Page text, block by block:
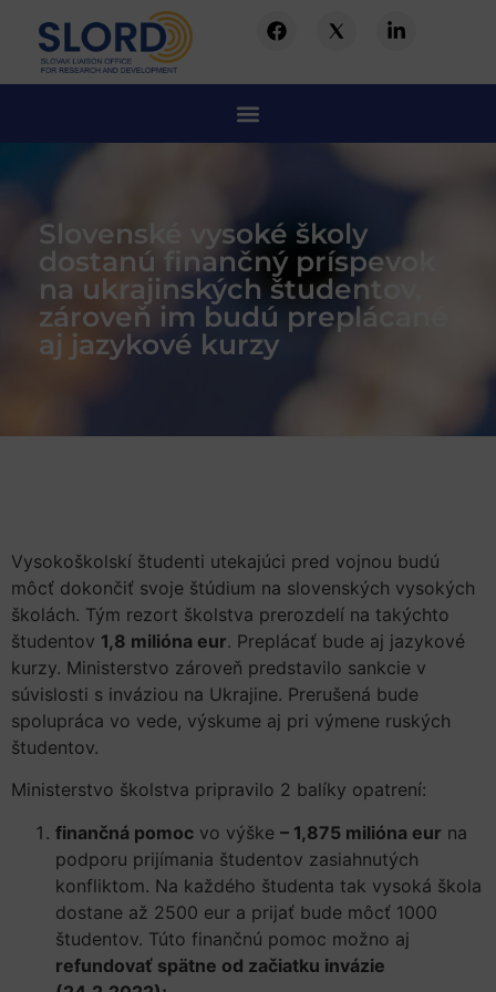
Slovenské vysoké školy
dostanú finančný príspevok
na ukrajinských študentov,
zároveň im budú preplácané
aj jazykové kurzy
Vysokoškolskí študenti utekajúci pred vojnou budú
môcť dokončiť svoje štúdium na slovenských vysokých
školách. Tým rezort školstva prerozdelí na takýchto
študentov 1,8 milióna eur. Preplácať bude aj jazykové
kurzy. Ministerstvo zároveň predstavilo sankcie v
súvislosti s inváziou na Ukrajine. Prerušená bude
spolupráca vo vede, výskume aj pri výmene ruských
študentov.
Ministerstvo školstva pripravilo 2 balíky opatrení:
finančná pomoc vo výške – 1,875 milióna eur na
podporu prijímania študentov zasiahnutých
konfliktom. Na každého študenta tak vysoká škola
dostane až 2500 eur a prijať bude môcť 1000
študentov. Túto finančnú pomoc možno aj
refundovať spätne od začiatku invázie